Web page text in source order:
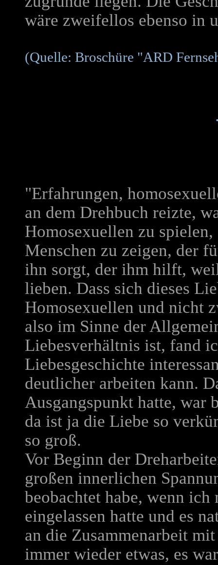
wäre zweifellos ebenso in
(Quelle: Broschüre "ARD
"Erfahrungen,
an dem Drehbuch reizte,
Homosexuellen zu
Menschen zu zeigen, der
ihn sorgt, der ihm hilft,
lieben. Dass sich dieses
Homosexuellen und nicht
also im Sinne der
Liebesverhältnis ist, fand
Liebesgeschichte
deutlicher arbeiten kann.
Ausgangspunkt hatte, war
da ist ja die Liebe so
so groß.
Vor Beginn der
großen innerlichen
beobachtet habe, wenn
eingelassen hatte und es
an die Zusammenarbeit
immer wieder etwas, es